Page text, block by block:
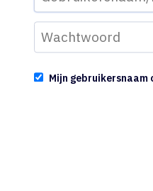
Mijn gebruikersnaam